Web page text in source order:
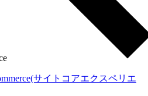
サイトコアエクスペリエ